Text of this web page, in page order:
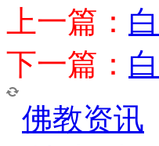
上一篇：
下一篇：
佛教资讯